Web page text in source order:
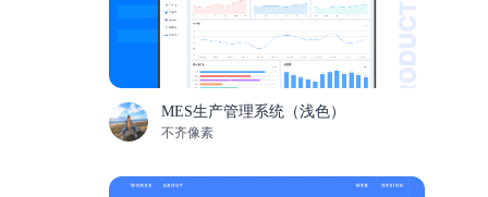
MES生产管理系统（浅色）
不齐像素